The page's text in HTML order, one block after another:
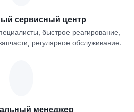
сервисный центр
быстрое реагирование,
регулярное обслуживание.
менеджер